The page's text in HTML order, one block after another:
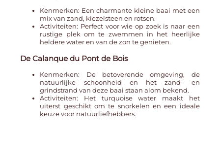
Kenmerken: Een charmante kleine baai met een
mix van zand, kiezelsteen en rotsen.
Activiteiten: Perfect voor wie op zoek is naar een
rustige plek om te zwemmen in het heerlijke
heldere water en van de zon te genieten.
De Calanque du Pont de Bois
Kenmerken: De betoverende omgeving, de
natuurlijke schoonheid en het zand- en
grindstrand van deze baai staan alom bekend.
Activiteiten: Het turquoise water maakt het
uiterst geschikt om te snorkelen en een ideale
keuze voor natuurliefhebbers.